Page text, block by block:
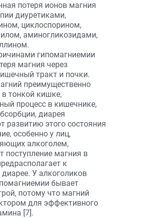
потеря ионов магния
диуретиками,
циклоспорином,
аминогликозидами,
гипомагниемии
магния через
тракт и почки.
преимущественно
в тонкой кишке,
процесс в кишечнике,
диарея
развитию этого состояния
особенно у лиц,
алкоголем,
поступление магния в
к
У алкоголиков
бывает
потому что магний
для эффективного
[7].